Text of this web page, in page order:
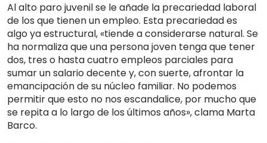
Al alto paro juvenil se le añade la precariedad laboral
de los que tienen un empleo. Esta precariedad es
algo ya estructural, «tiende a considerarse natural. Se
ha normaliza que una persona joven tenga que tener
dos, tres o hasta cuatro empleos parciales para
sumar un salario decente y, con suerte, afrontar la
emancipación de su núcleo familiar. No podemos
permitir que esto no nos escandalice, por mucho que
se repita a lo largo de los últimos años», clama Marta
Barco.